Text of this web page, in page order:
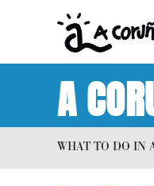
A
WHAT TO DO IN